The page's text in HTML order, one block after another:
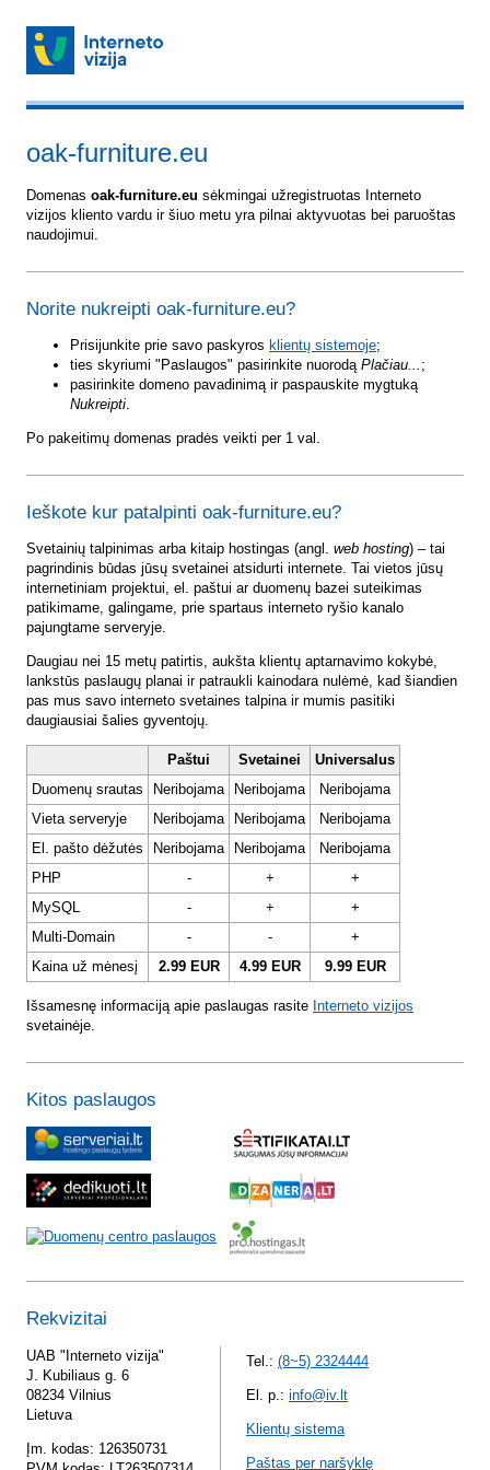
oak-furniture.eu
Domenas oak-furniture.eu sėkmingai užregistruotas Interneto
vizijos kliento vardu ir šiuo metu yra pilnai aktyvuotas bei paruoštas
naudojimui.
Norite nukreipti oak-furniture.eu?
Prisijunkite prie savo paskyros klientų sistemoje;
ties skyriumi "Paslaugos" pasirinkite nuorodą Plačiau... ;
pasirinkite domeno pavadinimą ir paspauskite mygtuką
Nukreipti.
Po pakeitimų domenas pradės veikti per 1 val.
Ieškote kur patalpinti oak-furniture.eu?
Svetainių talpinimas arba kitaip hostingas (angl. web hosting) – tai
pagrindinis būdas jūsų svetainei atsidurti internete. Tai vietos jūsų
internetiniam projektui, el. paštui ar duomenų bazei suteikimas
patikimame, galingame, prie spartaus interneto ryšio kanalo
pajungtame serveryje.
Daugiau nei 15 metų patirtis, aukšta klientų aptarnavimo kokybė,
lankstūs paslaugų planai ir patraukli kainodara nulėmė, kad šiandien
pas mus savo interneto svetaines talpina ir mumis pasitiki
daugiausiai šalies gyventojų.
Paštui Svetainei
Universalus
Duomenų srautas
Neribojama Neribojama
Neribojama
Vieta serveryje
Neribojama Neribojama
Neribojama
El. pašto dėžutės
Neribojama Neribojama
Neribojama
PHP
- +
+
MySQL
- +
+
Multi-Domain
- -
+
Kaina už mėnesį
2.99 EUR 4.99 EUR 9.99 EUR
Išsamesnę informaciją apie paslaugas rasite Interneto vizijos
svetainėje.
Kitos paslaugos
Rekvizitai
UAB "Interneto vizija"
J. Kubiliaus g. 6
08234 Vilnius
Lietuva
Įm. kodas: 126350731
Tel.: (8~5) 2324444
El. p.: info@iv.lt
Klientų sistema
Paštas per naršyklę